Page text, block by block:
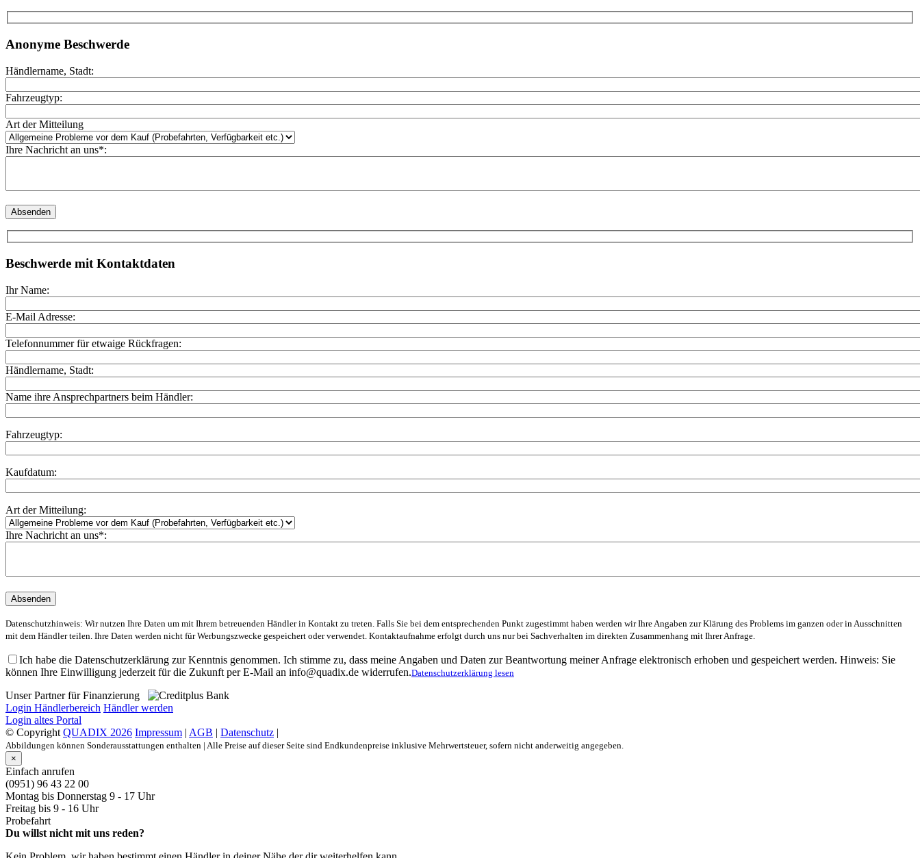
Anonyme Beschwerde
Händlername, Stadt:
Fahrzeugtyp:
Art der Mitteilung
Ihre Nachricht an uns*:
Beschwerde mit Kontaktdaten
Ihr Name:
E-Mail Adresse:
Telefonnummer für etwaige Rückfragen:
Händlername, Stadt:
Name ihre Ansprechpartners beim Händler:
Fahrzeugtyp:
Kaufdatum:
Art der Mitteilung:
Ihre Nachricht an uns*:
lasse
Feld
leer.
Datenschutzhinweis: Wir nutzen Ihre Daten um mit Ihrem betreuenden Händler in Kontakt zu treten. Falls Sie bei dem entsprechenden Punkt zugestimmt haben werden wir Ihre Angaben zur Klärung des Problems im ganzen oder in Ausschnitten
mit dem Händler teilen. Ihre Daten werden nicht für Werbungszwecke gespeichert oder verwendet. Kontaktaufnahme erfolgt durch uns nur bei Sachverhalten im direkten Zusammenhang mit Ihrer Anfrage.
Ich habe die Datenschutzerklärung zur Kenntnis genommen. Ich stimme zu, dass meine Angaben und Daten zur Beantwortung meiner Anfrage elektronisch erhoben und gespeichert werden. Hinweis: Sie
können Ihre Einwilligung jederzeit für die Zukunft per E-Mail an info@quadix.de widerrufen.Datenschutzerklärung lesen
Unser Partner für Finanzierung
Login Händlerbereich Händler werden
Login altes Portal
© Copyright QUADIX 2026 Impressum | AGB | Datenschutz |
Abbildungen können Sonderausstattungen enthalten | Alle Preise auf dieser Seite sind Endkundenpreise inklusive Mehrwertsteuer, sofern nicht anderweitig angegeben.
×
Einfach anrufen
(0951) 96 43 22 00
Montag bis Donnerstag 9 - 17 Uhr
Freitag bis 9 - 16 Uhr
Probefahrt
Du willst nicht mit uns reden?